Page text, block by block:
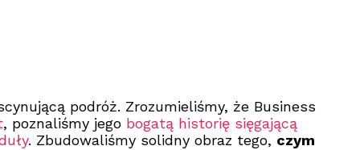
podróż. Zrozumieliśmy, że Business
, poznaliśmy jego bogatą historię sięgającą
. Zbudowaliśmy solidny obraz tego, czym